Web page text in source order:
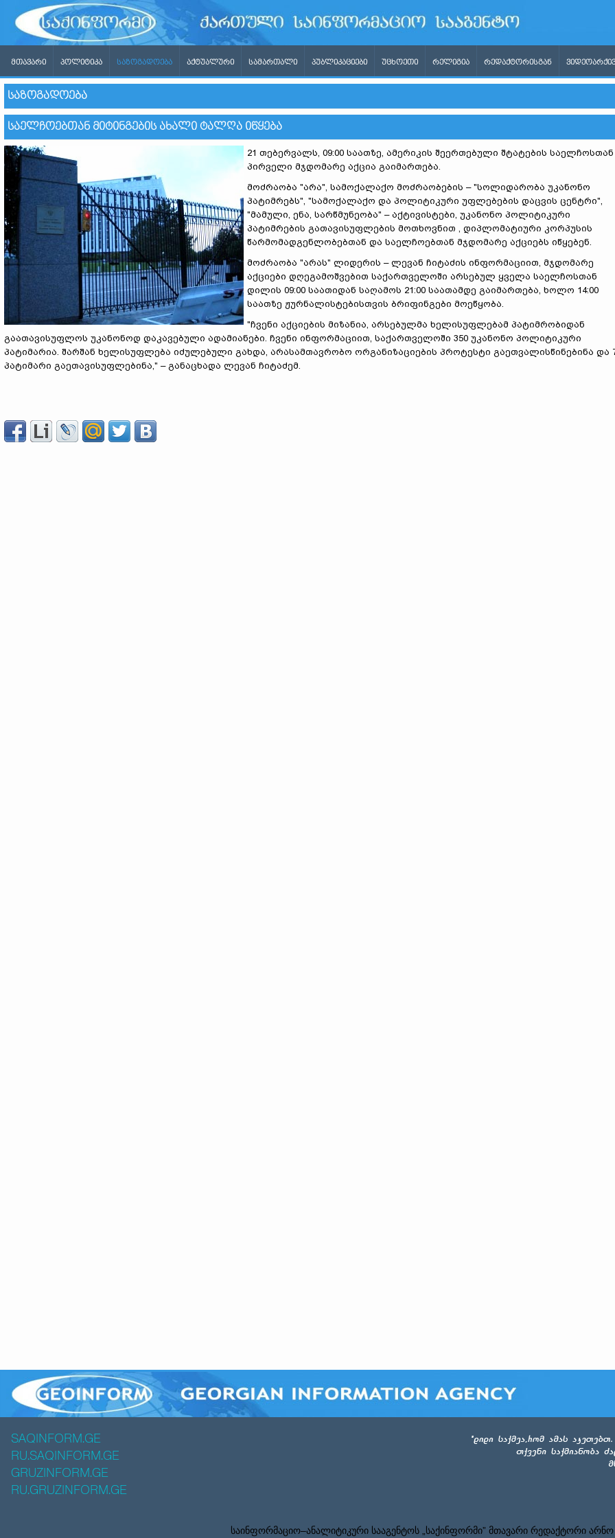
ᲛᲗᲐᲕᲐᲠᲘ ᲞᲝᲚᲘᲢᲘᲙᲐ ᲡᲐᲖᲝᲒᲐᲓᲝᲔᲑᲐ ᲐᲥᲢᲣᲐᲚᲣᲠᲘ ᲡᲐᲛᲐᲠᲗᲐᲚᲘ ᲞᲣᲑᲚᲘᲙᲐᲪᲘᲔᲑᲘ ᲣᲪᲮᲝᲔᲗᲘ ᲠᲔᲚᲘᲒᲘᲐ ᲠᲔᲓᲐᲥᲢᲝᲠᲘᲡᲒᲐᲜ
ᲡᲐᲖᲝᲒᲐᲓᲝᲔᲑᲐ
ᲡᲐᲔᲚᲩᲝᲔᲑᲗᲐᲜ ᲛᲘᲢᲘᲜᲒᲔᲑᲘᲡ ᲐᲮᲐᲚᲘ ᲢᲐᲚᲦᲐ ᲘᲬᲧᲔᲑᲐ
21 თებერვალს, 09:00 საათზე, ამერიკის შეერთებული შტატების საელჩოსთან
პირველი მჯდომარე აქცია გაიმართება.
მოძრაობა "არა", სამოქალაქო მოძრაობების – "სოლიდარობა უკანონო
პატიმრებს", "სამოქალაქო და პოლიტიკური უფლებების დაცვის ცენტრი",
"მამული, ენა, სარწმუნეობა" – აქტივისტები, უკანონო პოლიტიკური
პატიმრების გათავისუფლების მოთხოვნით , დიპლომატიური კორპუსის
წარმომადგენლობებთან და საელჩოებთან მჯდომარე აქციებს იწყებენ.
მოძრაობა "არას" ლიდერის – ლევან ჩიტაძის ინფორმაციით, მჯდომარე
აქციები დღეგამოშვებით საქართველოში არსებულ ყველა საელჩოსთან
დილის 09:00 საათიდან საღამოს 21:00 საათამდე გაიმართება, ხოლო 14:00
საათზე ჟურნალისტებისთვის ბრიფინგები მოეწყობა.
"ჩვენი აქციების მიზანია, არსებულმა ხელისუფლებამ პატიმრობიდან
გაათავისუფლოს უკანონოდ დაკავებული ადამიანები. ჩვენი ინფორმაციით, საქართველოში 350 უკანონო პოლიტიკური
პატიმარია. შარშან ხელისუფლება იძულებული გახდა, არასამთავრობო ორგანიზაციების პროტესტი გაეთვალისწინებინა და
პატიმარი გაეთავისუფლებინა," – განაცხადა ლევან ჩიტაძემ.
SAQINFORM.GE
RU.SAQINFORM.GE
GRUZINFORM.GE
RU.GRUZINFORM.GE
საინფორმაციო–ანალიტიკური სააგენტოს „საქინფორმი” მთავარი რედაქტორი